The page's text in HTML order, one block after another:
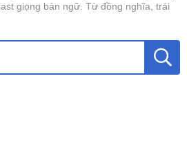
giọng bản ngữ. Từ đồng nghĩa, trái